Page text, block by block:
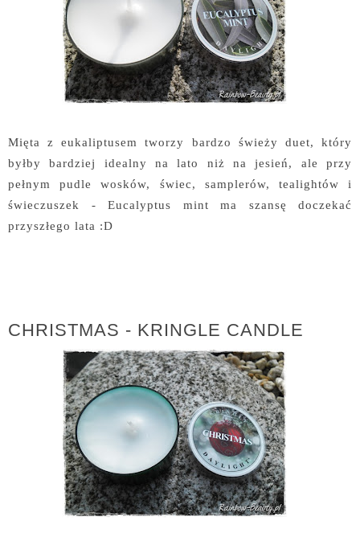
Mięta z eukaliptusem tworzy bardzo świeży duet, który
byłby bardziej idealny na lato niż na jesień, ale przy
pełnym pudle wosków, świec, samplerów, tealightów i
świeczuszek - Eucalyptus mint ma szansę doczekać
przyszłego lata :D
CHRISTMAS - KRINGLE CANDLE